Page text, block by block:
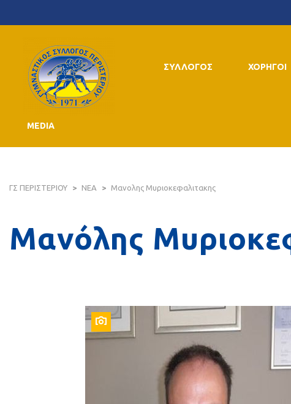
ΣΥΛΛΟΓΟΣ ΧΟΡΗΓΟΙ
MEDIA
ΓΣ ΠΕΡΙΣΤΕΡΙΟΥ > ΝΕΑ > Μανολης Μυριοκεφαλιτακης
Μανόλης